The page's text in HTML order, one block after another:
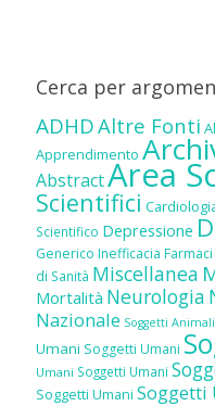
Cerca per
ADHDAltre Fonti
Apprendimento
AbstractArea
Scientifici
Scientifico Depressione
Generico Inefficacia Farmaci
di Sanità Miscellanea
Mortalità Neurologia
Nazionale Soggetti Animali
Umani Soggetti Umani
Umani Soggetti Umani
Soggetti Umani Soggetti